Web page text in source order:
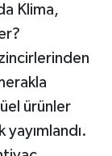
Klima,
ürünler